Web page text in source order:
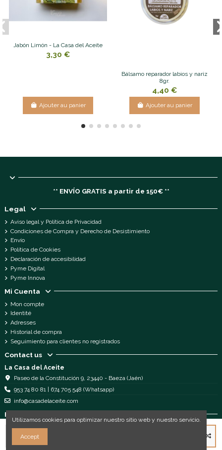
Jabón Limón - La Casa del Aceite
3,30 €
Ajouter au panier
Bálsamo reparador labios y nariz
8gr.
4,40 €
Ajouter au panier
** ENVÍO GRATIS a partir de 150€ **
Legal
Aviso legal y Política de Privacidad
Condiciones de Compra y Derecho de Desistimiento
Envío
Política de Cookies
Declaración de accesibilidad
Pyme Digital
Pyme Innova
Mi Cuenta
Mon compte
Identité
Adresses
Historial de compra
Seguimiento para clientes no registrados
Contact us
La Casa del Aceite
Paseo de la Constitución 9, 23440 - Baeza (Jaén)
953 74 80 81 | 674 705 548 (Whatsapp)
info@casadelaceite.com
Follow us
Utilizamos cookies para optimizar nuestro sitio web y nuestro servicio.
Accept